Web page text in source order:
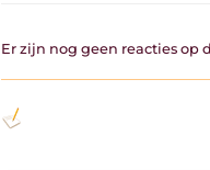
Er zijn nog geen reacties op